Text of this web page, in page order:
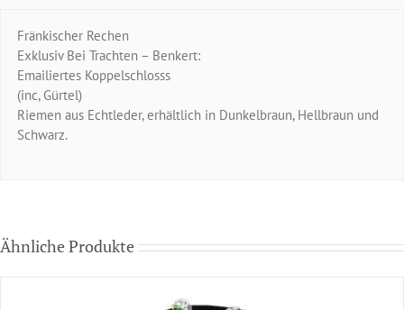
Fränkischer Rechen
Exklusiv Bei Trachten – Benkert:
Emailiertes Koppelschlosss
(inc, Gürtel)
Riemen aus Echtleder, erhältlich in Dunkelbraun, Hellbraun und
Schwarz.
Ähnliche Produkte